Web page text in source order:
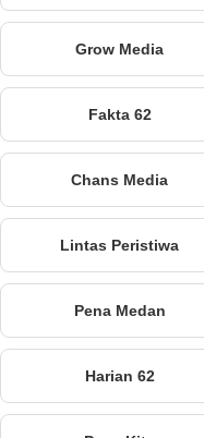
Grow Media
Fakta 62
Chans Media
Lintas Peristiwa
Pena Medan
Harian 62